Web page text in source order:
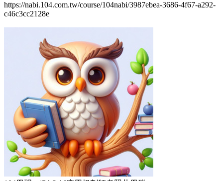
https://nabi.104.com.tw/course/104nabi/3987ebea-3686-4f67-a292-
c46c3cc2128e